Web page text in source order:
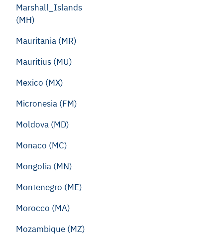
Marshall_Islands
(MH)
Mauritania (MR)
Mauritius (MU)
Mexico (MX)
Micronesia (FM)
Moldova (MD)
Monaco (MC)
Mongolia (MN)
Montenegro (ME)
Morocco (MA)
Mozambique (MZ)